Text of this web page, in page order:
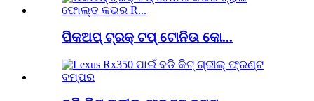
ପିକଅପ୍ ଟ୍ରକ୍ ଟପ୍ ଟୋନିଉ କୋ...